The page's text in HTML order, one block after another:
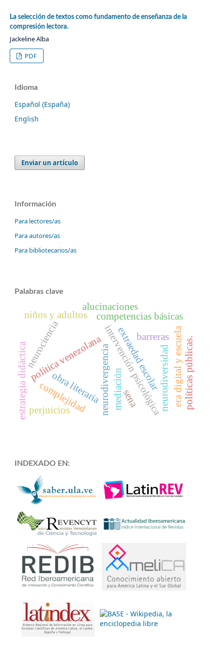
La selección de textos como fundamento de enseñanza de la
compresión lectora.
Jackeline Alba
PDF
Idioma
Español (España)
English
Enviar un artículo
Información
Para lectores/as
Para autores/as
Para bibliotecarios/as
Palabras clave
intervención psicológica
política venezolananeurodivergencia neurodiversidad
competencias básicas
neurociencia
mediación
estrategia didáctica obra literaria
complejidad sena
niños y adultos
alucinaciones
extraedad escolar
barreras era digital y escuelapolíticas públicas.
perjuicios
INDEXADO EN: